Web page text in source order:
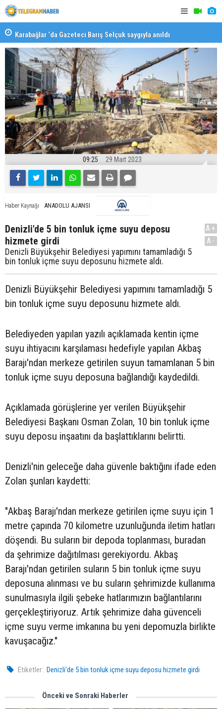
Karabağlar ‘da Gazeteci Barış Selçuk saygıyla anıldı
09:25 29 Mart 2023
Haber Kaynağı ANADOLU AJANSI
Denizli'de 5 bin tonluk içme suyu deposu
hizmete girdi
Denizli Büyükşehir Belediyesi yapımını tamamladığı 5
bin tonluk içme suyu deposunu hizmete aldı.
A+
A-
Denizli Büyükşehir Belediyesi yapımını tamamladığı 5
bin tonluk içme suyu deposunu hizmete aldı.
Belediyeden yapılan yazılı açıklamada kentin içme
suyu ihtiyacını karşılaması hedefiyle yapılan Akbaş
Barajı'ndan merkeze getirilen suyun tamamlanan 5 bin
tonluk içme suyu deposuna bağlandığı kaydedildi.
Açıklamada görüşlerine yer verilen Büyükşehir
Belediyesi Başkanı Osman Zolan, 10 bin tonluk içme
suyu deposu inşaatını da başlattıklarını belirtti.
Denizli'nin geleceğe daha güvenle baktığını ifade eden
Zolan şunları kaydetti:
"Akbaş Barajı'ndan merkeze getirilen içme suyu için 1
metre çapında 70 kilometre uzunluğunda iletim hatları
döşendi. Bu suların bir depoda toplanması, buradan
da şehrimize dağıtılması gerekiyordu. Akbaş
Barajı'ndan getirilen suların 5 bin tonluk içme suyu
deposuna alınması ve bu suların şehrimizde kullanıma
sunulmasıyla ilgili şebeke hatlarımızın bağlantılarını
gerçekleştiriyoruz. Artık şehrimize daha güvenceli
içme suyu verme imkanına bu yeni depomuzla birlikte
kavuşacağız."
Etiketler : Denizli'de 5 bin tonluk içme suyu deposu hizmete girdi
Önceki ve Sonraki Haberler